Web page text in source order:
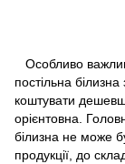
Особливо
постільна
коштувати
орієнтовна.
білизна не може
продукції, до